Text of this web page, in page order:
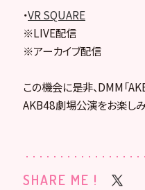
・VR SQUARE
※LIVE配信
※アーカイブ配信
この機会に是非、DMM「
AKB48劇場公演をお楽しみ
SHARE ME !